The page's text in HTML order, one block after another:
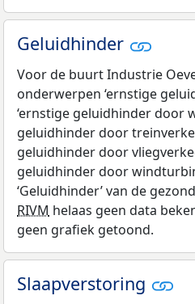
Geluidhinder
Voor de buurt Industrie
onderwerpen ‘ernstige
‘ernstige geluidhinder door
geluidhinder door
geluidhinder door
geluidhinder door
‘Geluidhinder’ van de
RIVM helaas geen data
geen grafiek getoond.
Slaapverstoring